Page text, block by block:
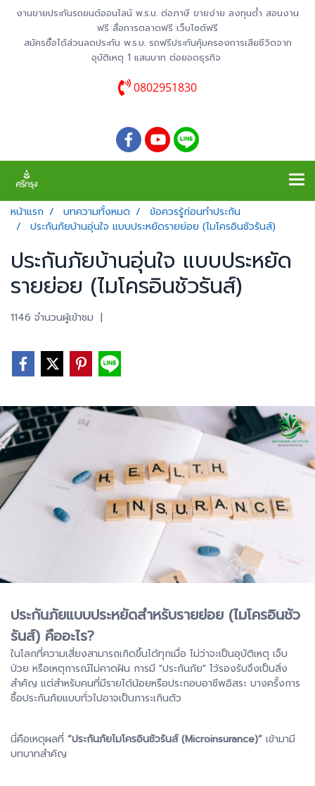
งานขายประกันรถยนต์ออนไลน์ พ.ร.บ. ต่อภาษี ขายง่าย ลงทุนต่ำ สอนงาน
ฟรี สื่อการตลาดฟรี เว็บไซต์ฟรี
สมัครซื้อได้ส่วนลดประกัน พ.ร.บ. รถฟรีประกันคุ้มครองการเสียชีวิตจาก
อุบัติเหตุ 1 แสนบาท ต่อยอดธุรกิจ
0802951830
หน้าแรก บทความทั้งหมด
ข้อควรรู้ก่อนทำประกัน
ประกันภัยบ้านอุ่นใจ แบบประหยัดรายย่อย (ไมโครอินชัวรันส์)
ประกันภัยบ้านอุ่นใจ แบบประหยัด
รายย่อย (ไมโครอินชัวรันส์)
1146 จำนวนผู้เข้าชม |
ประกันภัยแบบประหยัดสำหรับรายย่อย (ไมโครอินชัว
รันส์) คืออะไร?
ในโลกที่ความเสี่ยงสามารถเกิดขึ้นได้ทุกเมื่อ ไม่ว่าจะเป็นอุบัติเหตุ เจ็บ
ป่วย หรือเหตุการณ์ไม่คาดฝัน การมี "ประกันภัย" ไว้รองรับจึงเป็นสิ่ง
สำคัญ แต่สำหรับคนที่มีรายได้น้อยหรือประกอบอาชีพอิสระ บางครั้งการ
ซื้อประกันภัยแบบทั่วไปอาจเป็นภาระเกินตัว
นี่คือเหตุผลที่ “ประกันภัยไมโครอินชัวรันส์ (Microinsurance)” เข้ามามี
บทบาทสำคัญ